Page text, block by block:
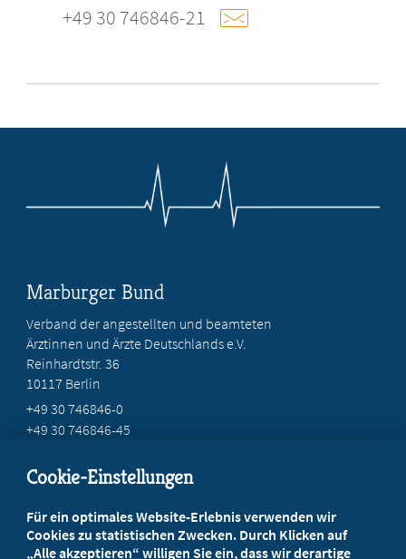
+49 30 746846-21
Marburger Bund
Verband der angestellten und beamteten
Ärztinnen und Ärzte Deutschlands e.V.
Reinhardtstr. 36
10117 Berlin
+49 30 746846-0
+49 30 746846-45
Ihr Landesverband berät Sie!
Cookie-Einstellungen
Für ein optimales Website-Erlebnis verwenden wir
Cookies zu statistischen Zwecken. Durch Klicken auf
„Alle akzeptieren“ willigen Sie ein, dass wir derartige